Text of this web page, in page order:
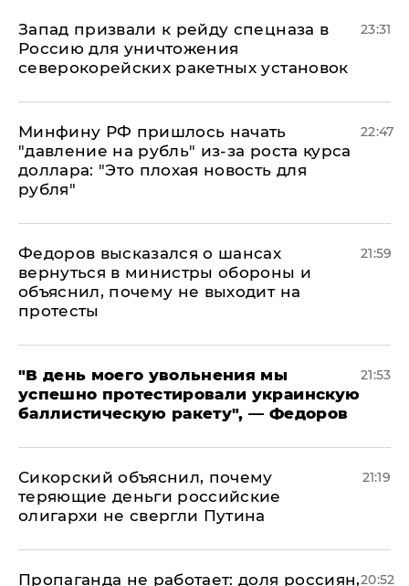
Запад призвали к рейду спецназа в
Россию для уничтожения
северокорейских ракетных установок
23:31
Минфину РФ пришлось начать
"давление на рубль" из-за роста курса
доллара: "Это плохая новость для
рубля"
22:47
Федоров высказался о шансах
вернуться в министры обороны и
объяснил, почему не выходит на
протесты
21:59
​"В день моего увольнения мы
успешно протестировали украинскую
баллистическую ракету", — Федоров
21:53
Сикорский объяснил, почему
теряющие деньги российские
олигархи не свергли Путина
21:19
​Пропаганда не работает: доля россиян,20:52